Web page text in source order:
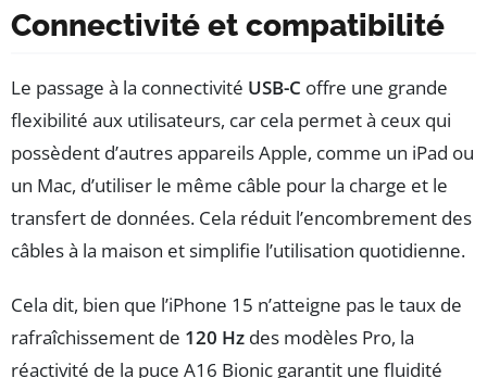
Connectivité et compatibilité
Le passage à la connectivité USB-C offre une grande
flexibilité aux utilisateurs, car cela permet à ceux qui
possèdent d’autres appareils Apple, comme un iPad ou
un Mac, d’utiliser le même câble pour la charge et le
transfert de données. Cela réduit l’encombrement des
câbles à la maison et simplifie l’utilisation quotidienne.
Cela dit, bien que l’iPhone 15 n’atteigne pas le taux de
rafraîchissement de 120 Hz des modèles Pro, la
réactivité de la puce A16 Bionic garantit une fluidité